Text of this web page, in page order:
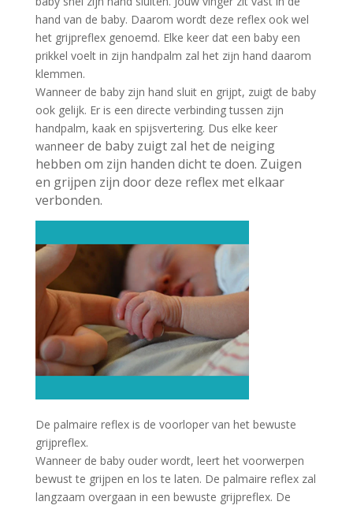
hand van de baby. Daarom wordt deze reflex ook wel
het grijpreflex genoemd. Elke keer dat een baby een
prikkel voelt in zijn handpalm zal het zijn hand daarom
klemmen.
Wanneer de baby zijn hand sluit en grijpt, zuigt de baby
ook gelijk. Er is een directe verbinding tussen zijn
handpalm, kaak en spijsvertering. Dus elke keer
wanneer de baby zuigt zal het de neiging
hebben om zijn handen dicht te doen. Zuigen
en grijpen zijn door deze reflex met elkaar
verbonden.
De palmaire reflex is de voorloper van het bewuste
grijpreflex.
Wanneer de baby ouder wordt, leert het voorwerpen
bewust te grijpen en los te laten. De palmaire reflex zal
langzaam overgaan in een bewuste grijpreflex. De